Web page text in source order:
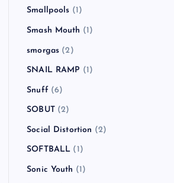
Smallpools (1)
Smash Mouth (1)
smorgas (2)
SNAIL RAMP (1)
Snuff (6)
SOBUT(2)
Social Distortion (2)
SOFTBALL (1)
Sonic Youth (1)